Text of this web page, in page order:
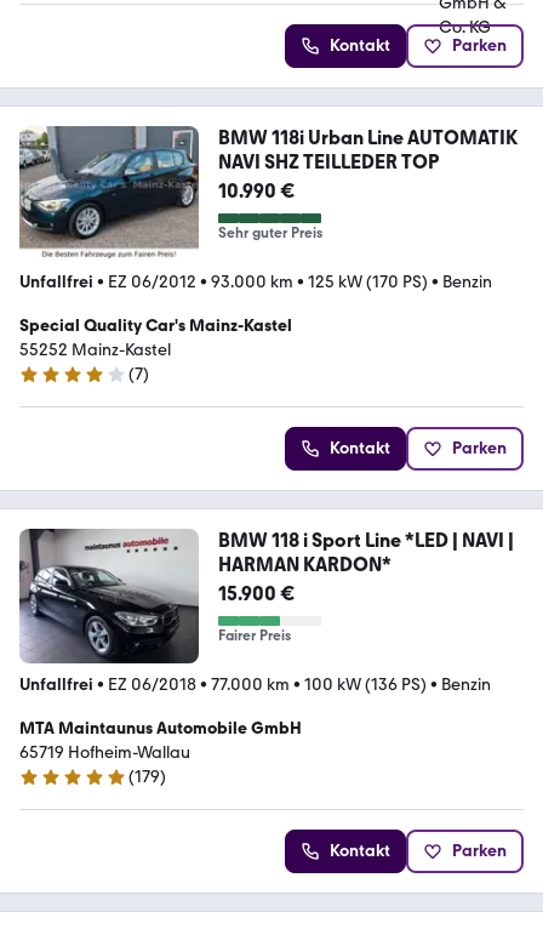
Kontakt Parken
BMW 118i Urban Line AUTOMATIK
NAVI SHZ TEILLEDER TOP
10.990 €
Sehr guter Preis
Unfallfrei • EZ 06/2012 • 93.000 km • 125 kW (170 PS) • Benzin
Special Quality Car's Mainz-Kastel
55252 Mainz-Kastel
4.2 Sterne
(7)
Kontakt Parken
BMW 118 i Sport Line *LED | NAVI |
HARMAN KARDON*
15.900 €
Fairer Preis
Unfallfrei • EZ 06/2018• 77.000 km • 100 kW (136 PS) • Benzin
MTA Maintaunus Automobile GmbH
65719 Hofheim-Wallau
5 Sterne
(179)
Kontakt Parken